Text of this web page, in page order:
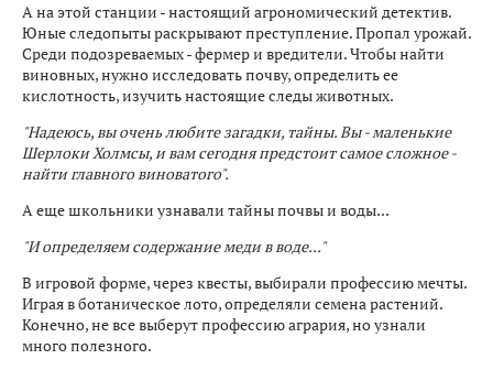
А на этой станции - настоящий агрономический детектив.
Юные следопыты раскрывают преступление. Пропал урожай.
Среди подозреваемых - фермер и вредители. Чтобы найти
виновных, нужно исследовать почву, определить ее
кислотность, изучить настоящие следы животных.
"Надеюсь, вы очень любите загадки, тайны. Вы - маленькие
Шерлоки Холмсы, и вам сегодня предстоит самое сложное -
найти главного виноватого".
А еще школьники узнавали тайны почвы и воды...
"И определяем содержание меди в воде..."
В игровой форме, через квесты, выбирали профессию мечты.
Играя в ботаническое лото, определяли семена растений.
Конечно, не все выберут профессию агрария, но узнали
много полезного.